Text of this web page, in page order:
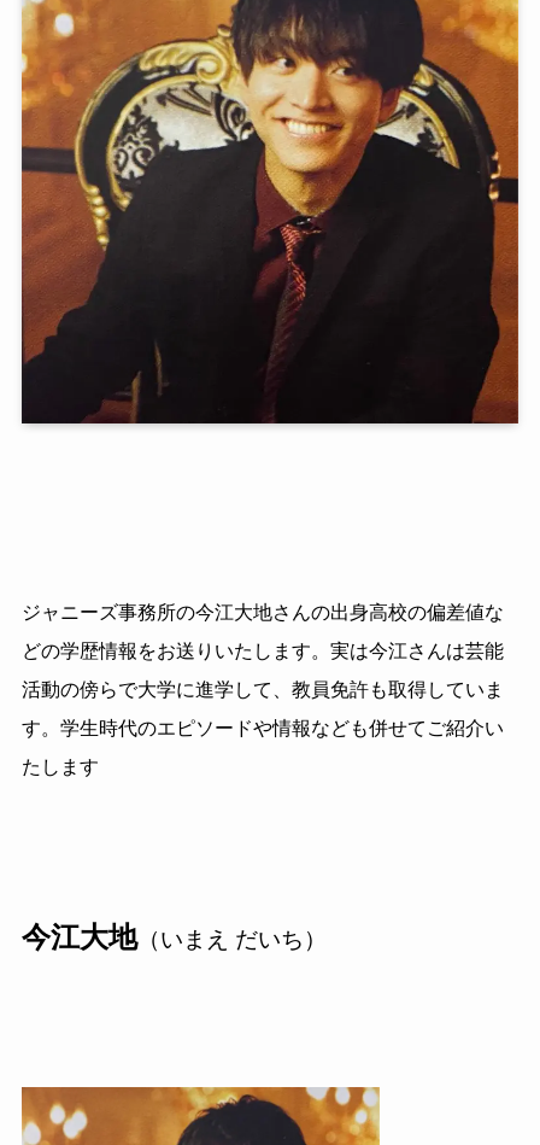
ジャニーズ事務所の今江大地さんの出身高校の偏差値な
どの学歴情報をお送りいたします。実は今江さんは芸能
活動の傍らで大学に進学して、教員免許も取得していま
す。学生時代のエピソードや情報なども併せてご紹介い
たします
今江大地（いまえ だいち）